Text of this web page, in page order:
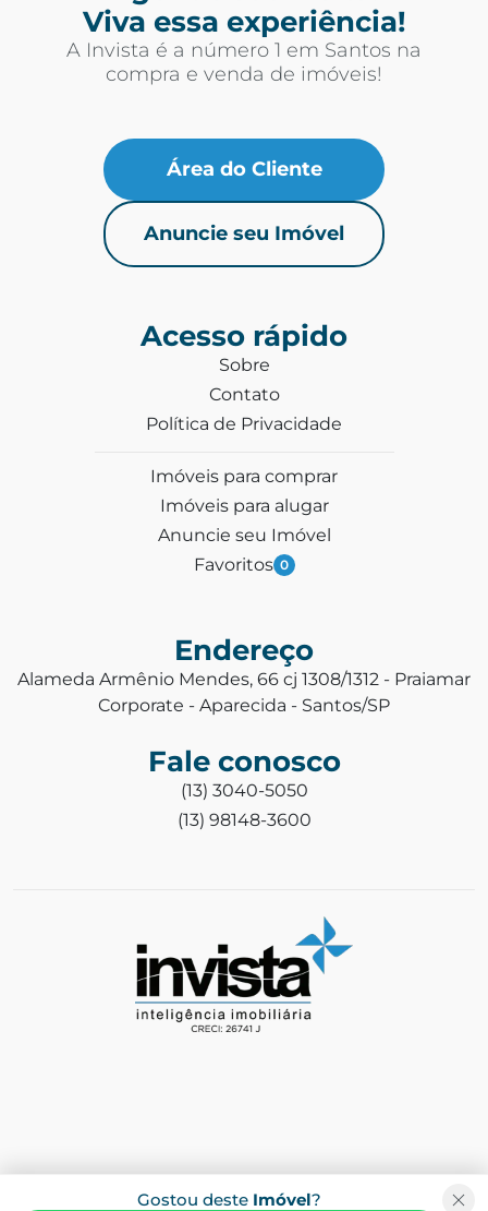
Gostou deste Imóvel?
Viva essa experiência!
A Invista é a número 1 em Santos na
compra e venda de imóveis!
Área do Cliente
Anuncie seu Imóvel
Acesso rápido
Sobre
Contato
Política de Privacidade
Imóveis para comprar
Imóveis para alugar
Anuncie seu Imóvel
Favoritos 0
Endereço
Alameda Armênio Mendes, 66 cj 1308/1312 - Praiamar
Corporate - Aparecida - Santos/SP
Fale conosco
(13) 3040-5050
(13) 98148-3600